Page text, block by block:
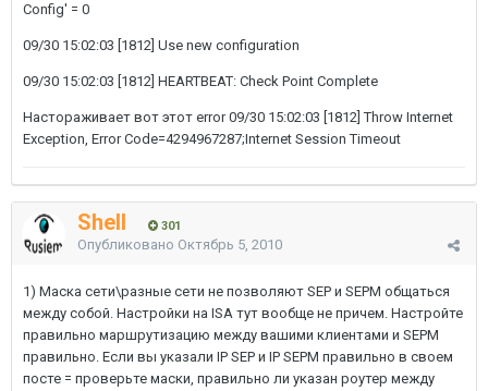
Config' = 0
09/30 15:02:03 [1812] Use new configuration
09/30 15:02:03 [1812] HEARTBEAT: Check Point Complete
Настораживает вот этот error 09/30 15:02:03 [1812] Throw Internet
Exception, Error Code=4294967287;Internet Session Timeout
Shell 301
Опубликовано Октябрь 5, 2010
1) Маска сети\разные сети не позволяют SEP и SEPM общаться
между собой. Настройки на ISA тут вообще не причем. Настройте
правильно маршрутизацию между вашими клиентами и SEPM
правильно. Если вы указали IP SEP и IP SEPM правильно в своем
посте = проверьте маски, правильно ли указан роутер между